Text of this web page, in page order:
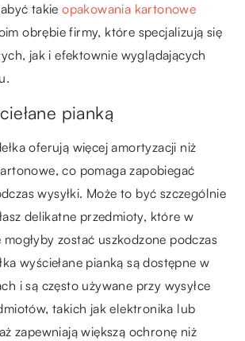
takieopakowania kartonowe
obrębie firmy, które specjalizują się
jak i efektownie wyglądających
pianką
oferują więcej amortyzacji niż
co pomaga zapobiegać
wysyłki. Może to być szczególnie
delikatne przedmioty, które w
zostać uszkodzone podczas
wyściełane pianką są dostępne w
i są często używane przy wysyłce
takich jak elektronika lub
zapewniają większą ochronę niż